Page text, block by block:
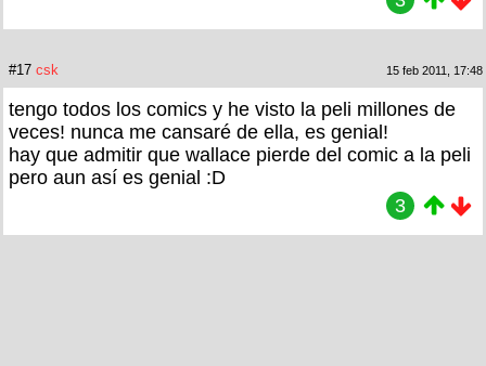
#17 csk 15 feb 2011, 17:48
tengo todos los comics y he visto la peli millones de
veces! nunca me cansaré de ella, es genial!
hay que admitir que wallace pierde del comic a la peli
pero aun así es genial :D
3